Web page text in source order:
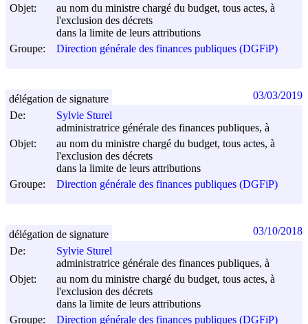
Objet:
au nom du ministre chargé du budget, tous actes, à
l'exclusion des décrets
dans la limite de leurs attributions
Groupe:
Direction générale des finances publiques (DGFiP)
De:
Sylvie Sturel
administratrice générale des finances publiques, à
Objet:
au nom du ministre chargé du budget, tous actes, à
l'exclusion des décrets
dans la limite de leurs attributions
Groupe:
Direction générale des finances publiques (DGFiP)
délégation de signature 03/03/2019
De:
Sylvie Sturel
administratrice générale des finances publiques, à
Objet:
au nom du ministre chargé du budget, tous actes, à
l'exclusion des décrets
dans la limite de leurs attributions
Groupe:
Direction générale des finances publiques (DGFiP)
délégation de signature 03/10/2018